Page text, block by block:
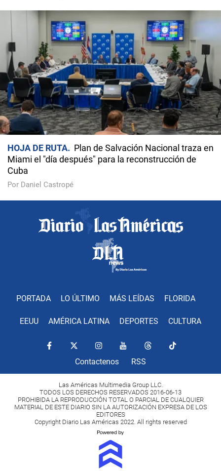
HOJA DE RUTA
Plan de Salvación Nacional traza en
Miami el "día después" para la reconstrucción de
Cuba
Por Daniel Castropé
PORTADA LO ÚLTIMO MÁS LEÍDAS FLORIDA
EEUU AMÉRICA LATINA DEPORTES CULTURA
Contactenos RSS
Las Américas Multimedia Group LLC.
TODOS LOS DERECHOS RESERVADOS 2016-06-13
PROHIBIDA LA REPRODUCCIÓN TOTAL O PARCIAL DE CUALQUIER
MATERIAL DE ESTE DIARIO SIN LA AUTORIZACIÓN EXPRESA DE LOS
EDITORES
Copyright Diario Las Américas 2022. All rights reserved